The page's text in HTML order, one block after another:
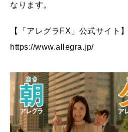
なります。
【「アレグラFX」公式サイト】
https://www.allegra.jp/